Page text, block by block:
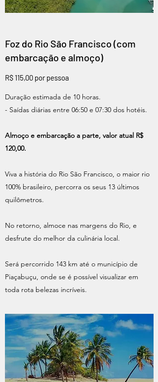
Foz do Rio São Francisco (com
embarcação e almoço)
R$ 115,00 por pessoa
Duração estimada de 10 horas.
- Saídas diárias entre 06:50 e 07:30 dos hotéis.
Almoço e embarcação a parte, valor atual R$
120,00.
Viva a história do Rio São Francisco, o maior rio
100% brasileiro, percorra os seus 13 últimos
quilômetros.
No retorno, almoce nas margens do Rio, e
desfrute do melhor da culinária local.
Será percorrido 143 km até o município de
Piaçabuçu, onde se é possível visualizar em
toda rota belezas incríveis.